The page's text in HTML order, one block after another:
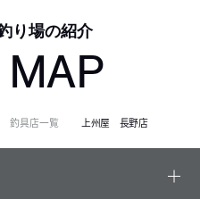
り場の紹介
釣具店一覧 上州屋 長野店